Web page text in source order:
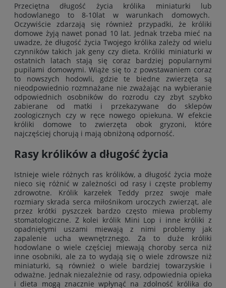
Przeciętna długość życia królika miniaturki lub
hodowlanego to 8-10lat w warunkach domowych.
Oczywiście zdarzają się również przypadki, że króliki
domowe żyją nawet ponad 10 lat. Jednak trzeba mieć na
uwadze, że długość życia Twojego królika zależy od wielu
czynników takich jak geny czy dieta. Króliki miniaturki w
ostatnich latach stają się coraz bardziej popularnymi
pupilami domowymi. Wiąże się to z powstawaniem coraz
to nowszych hodowli, gdzie te biedne zwierzęta są
nieodpowiednio rozmnażane nie zważając na wybieranie
odpowiednich osobników do rozrodu czy zbyt szybko
zabierane od matki i przekazywane do sklepów
zoologicznych czy w ręce nowego opiekuna. W efekcie
króliki domowe to zwierzęta obok gryzoni, które
najczęściej chorują i mają obniżoną odporność.
Rasy królików a długość życia
Istnieje wiele różnych ras królików, a długość życia może
nieco się różnić w zależności od rasy i częste problemy
zdrowotne. Królik karzełek Teddy przez swoje małe
rozmiary skrada serca miłośnikom uroczych zwierząt, ale
przez krótki pyszczek bardzo często miewa problemy
stomatologiczne. Z kolei królik Mini Lop i inne króliki z
opadniętymi uszami miewają z nimi problemy jak
zapalenie ucha wewnętrznego. Za to duże króliki
hodowlane o wiele częściej miewają choroby serca niż
inne osobniki, ale za to wydają się o wiele zdrowsze niż
miniaturki, są również o wiele bardziej towarzyskie i
odważne. Jednak niezależnie od rasy, odpowiednia opieka
i dieta mogą znacznie wpłynąć na zdolność królika do